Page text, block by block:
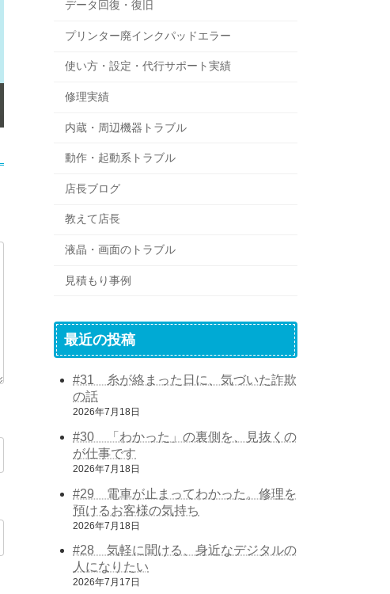
データ回復・復旧
プリンター廃インクパッドエラー
使い方・設定・代行サポート実績
修理実績
内蔵・周辺機器トラブル
動作・起動系トラブル
店長ブログ
教えて店長
液晶・画面のトラブル
見積もり事例
最近の投稿
#31 糸が絡まった日に、気づいた詐欺
の話
2026年7月18日
#30 「わかった」の裏側を、見抜くの
が仕事です
2026年7月18日
#29 電車が止まってわかった。修理を
預けるお客様の気持ち
2026年7月18日
#28 気軽に聞ける、身近なデジタルの
人になりたい
2026年7月17日